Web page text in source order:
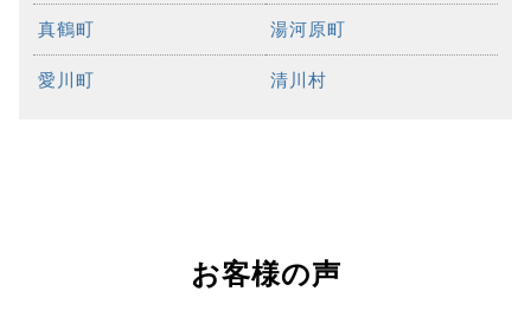
真鶴町 湯河原町
愛川町 清川村
お客様の声